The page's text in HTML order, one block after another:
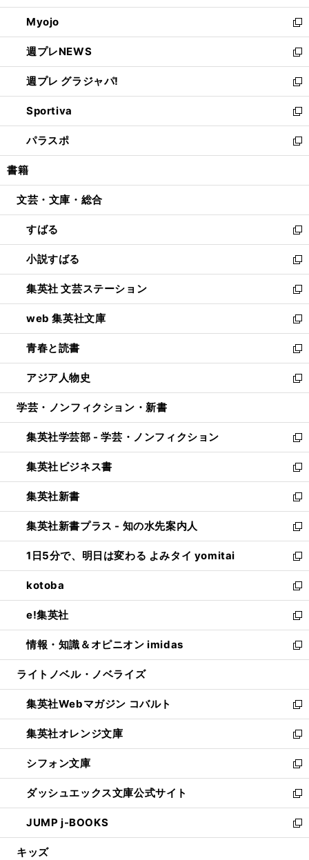
開
く
ウ
で
開
く
ン
ド
ウ
で
開
く
ウ
ィ
ン
ド
ウ
で
開
く
Myojo
新
し
い
ウ
ィ
ン
ド
ウ
で
開
週プレNEWS
新
し
い
ウ
ィ
ン
ド
ウ
開
週プレ グラジャパ!
新
し
い
ウ
ィ
ン
ウ
開
く
Sportiva
新
し
い
ウ
ン
ウ
で
開
く
パラスポ
新
し
ウ
ン
ド
ウ
で
開
く
書籍
文芸・文庫・総合
すばる
新
し
い
ウ
ィ
ン
ド
ウ
で
開
く
小説すばる
新
し
い
ウ
ィ
ン
ド
ウ
で
開
集英社 文芸ステーション
新
し
い
ウ
ィ
ン
ド
ウ
開
く
web 集英社文庫
新
し
い
ウ
ィ
ン
ウ
で
開
く
青春と読書
新
し
い
ウ
ン
ド
ウ
で
開
く
アジア人物史
新
し
ウ
ィ
ン
ド
ウ
で
開
く
学芸・ノンフィクション・新書
集英社学芸部 - 学芸・ノンフィクション
新
し
い
ウ
ィ
ン
ド
ウ
で
開
く
集英社ビジネス書
新
し
い
ウ
ィ
ン
ド
ウ
で
開
く
集英社新書
新
し
い
ウ
ィ
ン
ド
ウ
で
開
く
集英社新書プラス - 知の水先案内人
新
し
い
ウ
ィ
ン
ド
ウ
で
開
1日5分で、明日は変わる よみタイ yomitai
新
し
い
ウ
ィ
ン
ド
ウ
開
く
kotoba
新
し
い
ウ
ィ
ン
ウ
で
開
く
e!集英社
新
し
い
ウ
ン
ド
ウ
で
開
く
情報・知識＆オピニオン imidas
新
し
ウ
ィ
ン
ド
ウ
で
開
く
ライトノベル・ノベライズ
集英社Webマガジン コバルト
新
し
い
ウ
ィ
ン
ド
ウ
で
開
集英社オレンジ文庫
新
し
い
ウ
ィ
ン
ド
ウ
シフォン文庫
新
し
い
ウ
ィ
ン
ダッシュエックス文庫公式サイト
新
し
い
ウ
JUMP j-BOOKS
新
し
キッズ